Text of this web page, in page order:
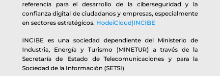
referencia para el desarrollo de la ciberseguridad y la
confianza digital de ciudadanos y empresas, especialmente
en sectores estratégicos. HodeiCloud|INCIBE
INCIBE es una sociedad dependiente del Ministerio de
Industria, Energía y Turismo (MINETUR) a través de la
Secretaría de Estado de Telecomunicaciones y para la
Sociedad de la Información (SETSI)